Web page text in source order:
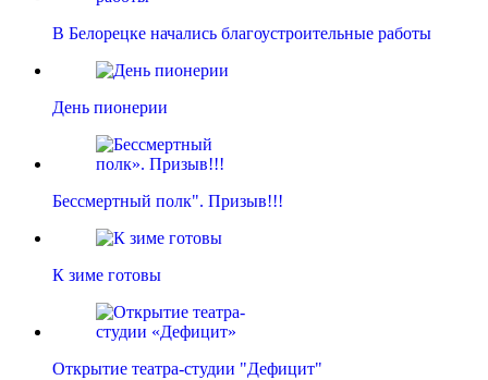
В Белорецке начались благоустроительные работы
День пионерии
Бессмертный полк". Призыв!!!
К зиме готовы
Открытие театра-студии "Дефицит"